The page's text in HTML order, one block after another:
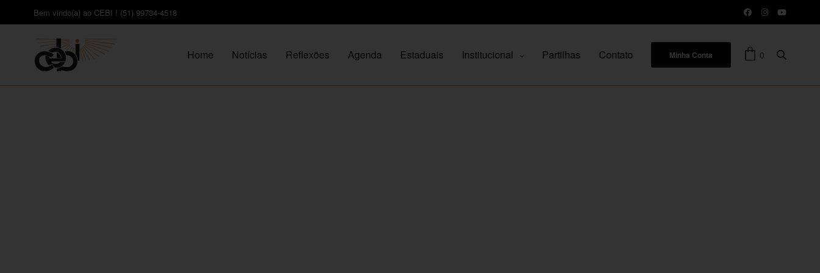
Bem vindo(a) ao CEBI ! (51) 99734-4518
Home Notícias Reflexões Agenda Estaduais Institucional Partilhas Contato Minha Conta 0